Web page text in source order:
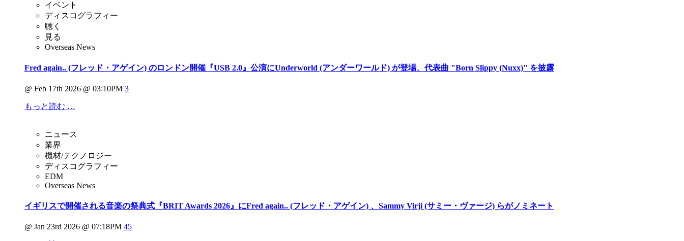
イベント
ディスコグラフィー
聴く
見る
Overseas News
Fred again.. (フレッド・アゲイン) のロンドン開催『USB 2.0』公演にUnderworld (アンダーワールド) が登場、代表曲 "Born Slippy (Nuxx)" を披露
@ Feb 17th 2026 @ 03:10PM 3
もっと読む …
ニュース
業界
機材/テクノロジー
ディスコグラフィー
EDM
Overseas News
イギリスで開催される音楽の祭典式『BRIT Awards 2026』にFred again.. (フレッド・アゲイン) 、Sammy Virji (サミー・ヴァージ) らがノミネート
@ Jan 23rd 2026 @ 07:18PM 45